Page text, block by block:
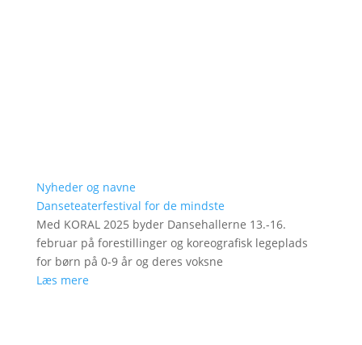
Nyheder og navne
Danseteaterfestival for de mindste
Med KORAL 2025 byder Dansehallerne 13.-16.
februar på forestillinger og koreografisk legeplads
for børn på 0-9 år og deres voksne
Læs mere